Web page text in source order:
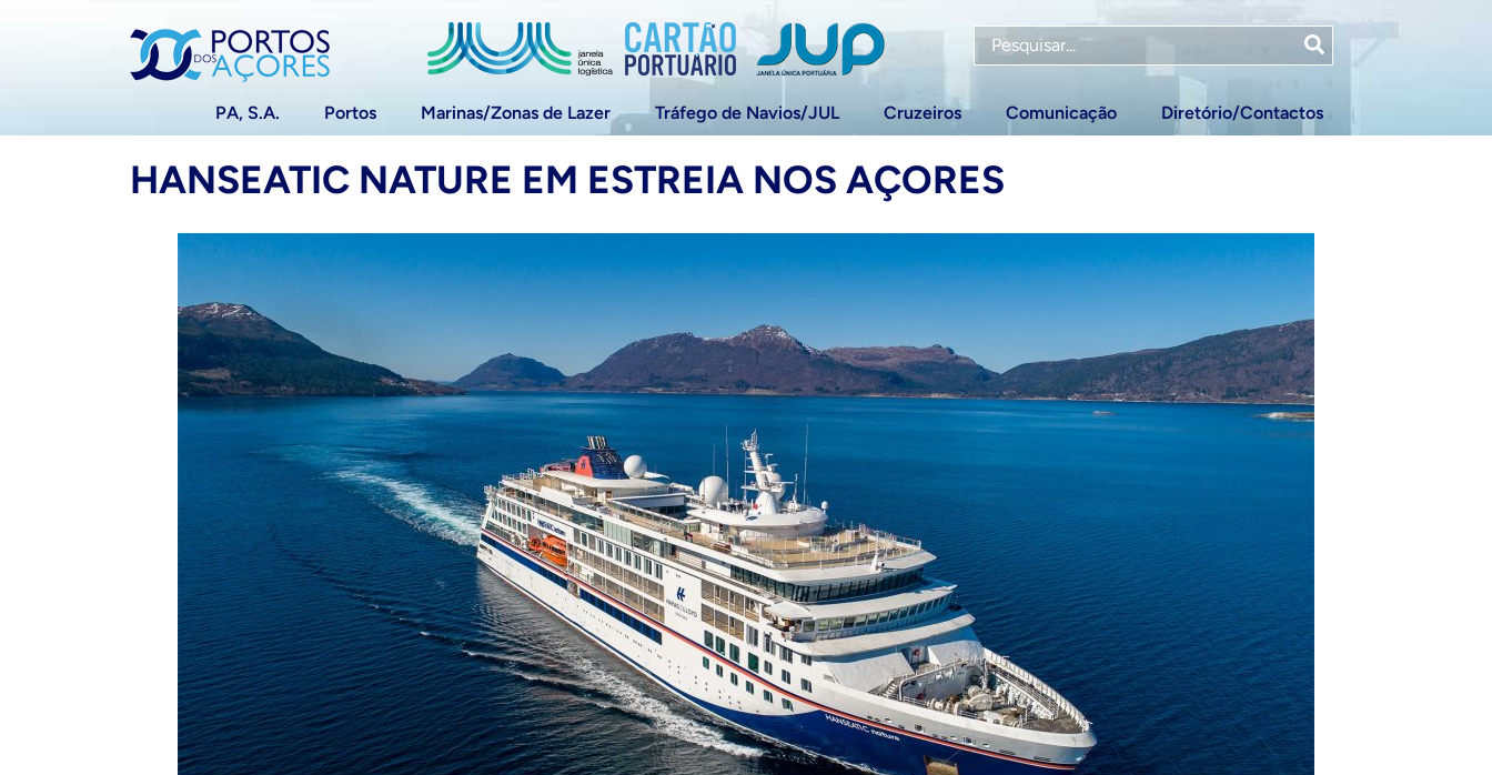
PA, S.A. Portos Marinas/Zonas de Lazer Tráfego de Navios/JUL Cruzeiros Comunicação Diretório/Contactos
HANSEATIC NATURE EM ESTREIA NOS AÇORES